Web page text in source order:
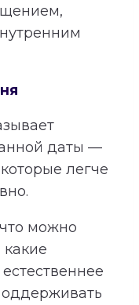
даты —
легче
можно
какие